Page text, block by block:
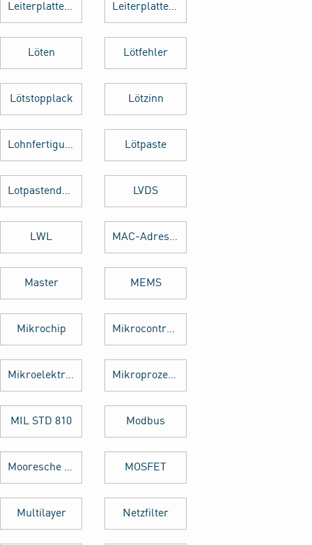
Leiterplattenbestückung Leiterplattenentflechtung
Löten Lötfehler
Lötstopplack Lötzinn
Lohnfertigung Lötpaste
Lotpastendruck LVDS
LWL MAC-Adresse
Master MEMS
Mikrochip Mikrocontroller
Mikroelektronik Mikroprozessor
MIL STD 810 Modbus
Mooresche Gesetz MOSFET
Multilayer Netzfilter